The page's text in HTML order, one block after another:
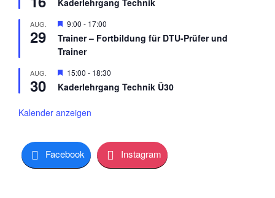
n
e
o
b
n
r
o
r
e
o
b
Kaderlehrgang Technik
AUG.
29
H
r
v
r
e
o
n
9:00 - 17:00
Trainer – Fortbildung für DTU-Prüfer und
Trainer
AUG.
30
H
r
o
e
o
b
15:00 - 18:30
Kaderlehrgang Technik Ü30
Kalender anzeigen
Facebook Instagram